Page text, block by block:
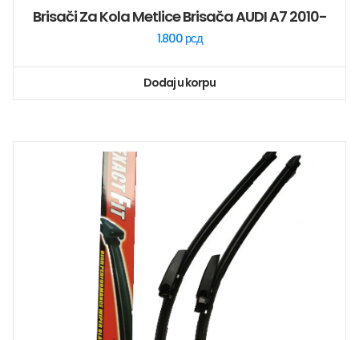
Brisači Za Kola Metlice Brisača AUDI A7 2010-
1.800 рсд
Dodaj u korpu